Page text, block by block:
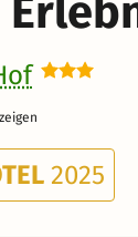
2025